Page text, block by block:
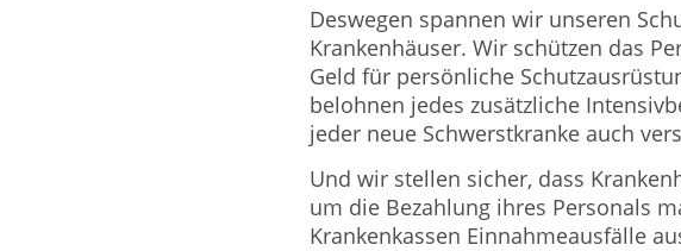
Deswegen spannen wir unseren
Krankenhäuser. Wir schützen das
Geld für persönliche
belohnen jedes zusätzliche
jeder neue Schwerstkranke auch
Und wir stellen sicher, dass
um die Bezahlung ihres Personals
Krankenkassen Einnahmeausfälle